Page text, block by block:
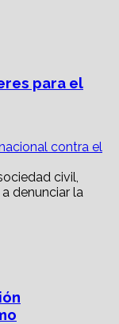
para el
contra el